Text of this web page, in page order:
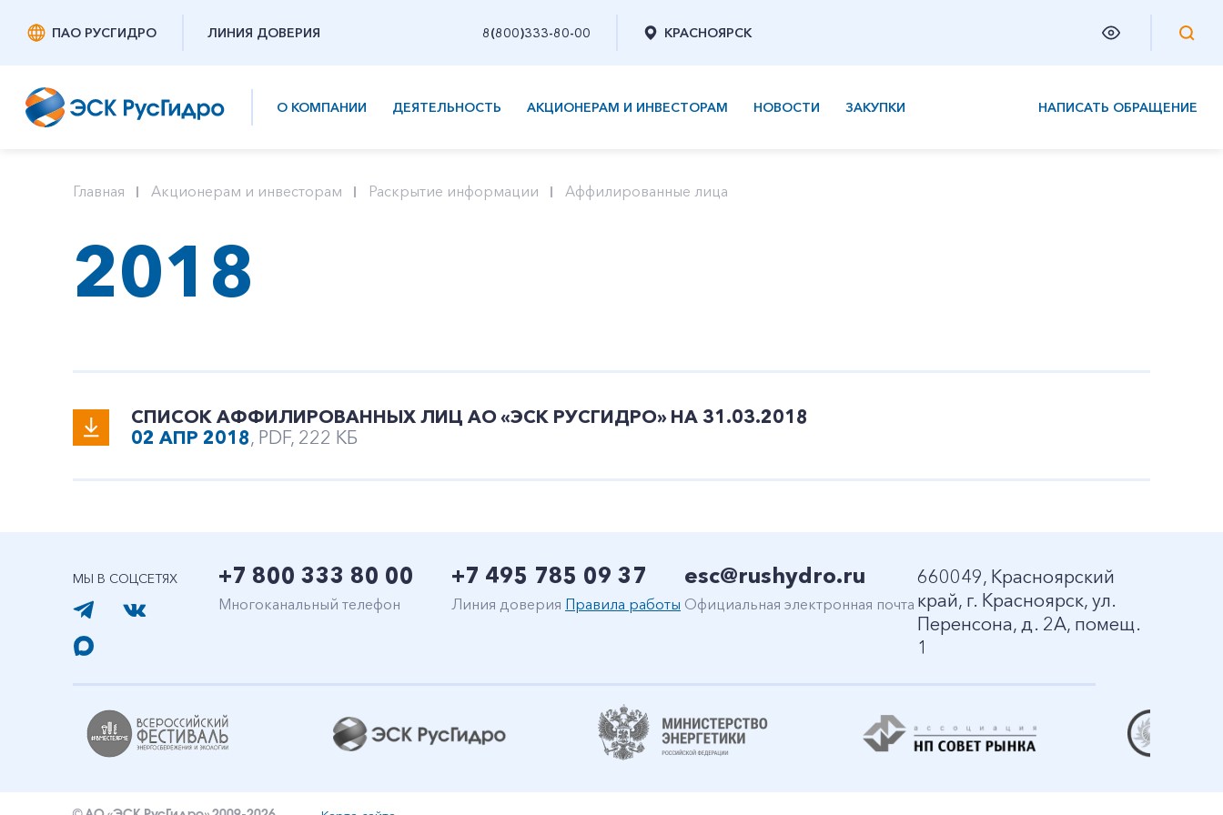
ПАО РУСГИДРО ЛИНИЯ ДОВЕРИЯ 8(800)333-80-00 КРАСНОЯРСК
О КОМПАНИИ ДЕЯТЕЛЬНОСТЬ АКЦИОНЕРАМ И ИНВЕСТОРАМ НОВОСТИ ЗАКУПКИ НАПИСАТЬ ОБРАЩЕНИЕ
Главная Акционерам и инвесторам Раскрытие информации Аффилированные лица
2018
СПИСОК АФФИЛИРОВАННЫХ ЛИЦ АО «ЭСК РУСГИДРО» НА 31.03.2018
02 АПР 2018, PDF, 222 КБ
МЫ В СОЦСЕТЯХ +7 800 333 80 00
Многоканальный телефон
+7 495 785 09 37
Линия доверия Правила работы
esc@rushydro.ru
Официальная электронная почта
660049, Красноярский
край, г. Красноярск, ул.
Перенсона, д. 2А, помещ.
1